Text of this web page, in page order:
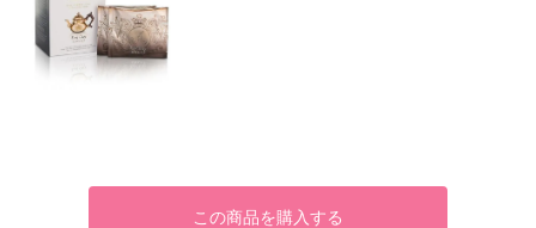
この商品を購入する